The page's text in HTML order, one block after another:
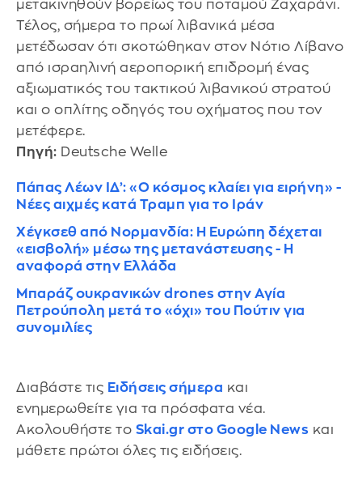
μετακινηθούν βορείως του ποταμού Ζαχαράνι.
Τέλος, σήμερα το πρωί λιβανικά μέσα
μετέδωσαν ότι σκοτώθηκαν στον Νότιο Λίβανο
από ισραηλινή αεροπορική επιδρομή ένας
αξιωματικός του τακτικού λιβανικού στρατού
και ο οπλίτης οδηγός του οχήματος που τον
μετέφερε.
Πηγή: Deutsche Welle
Πάπας Λέων ΙΔ’: «Ο κόσμος κλαίει για ειρήνη» -
Νέες αιχμές κατά Τραμπ για το Ιράν
Χέγκσεθ από Νορμανδία: Η Ευρώπη δέχεται
«εισβολή» μέσω της μετανάστευσης - Η
αναφορά στην Ελλάδα
Μπαράζ ουκρανικών drones στην Αγία
Πετρούπολη μετά το «όχι» του Πούτιν για
συνομιλίες
Διαβάστε τις Ειδήσεις σήμερα και
ενημερωθείτε για τα πρόσφατα νέα.
Ακολουθήστε το Skai.gr στο Google News και
μάθετε πρώτοι όλες τις ειδήσεις.